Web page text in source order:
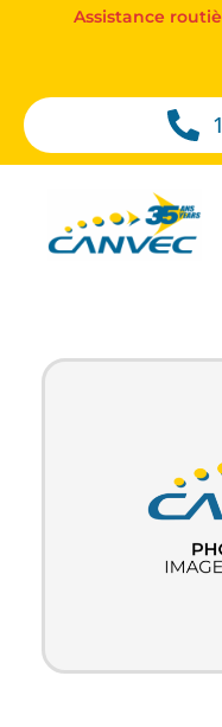
Assistance